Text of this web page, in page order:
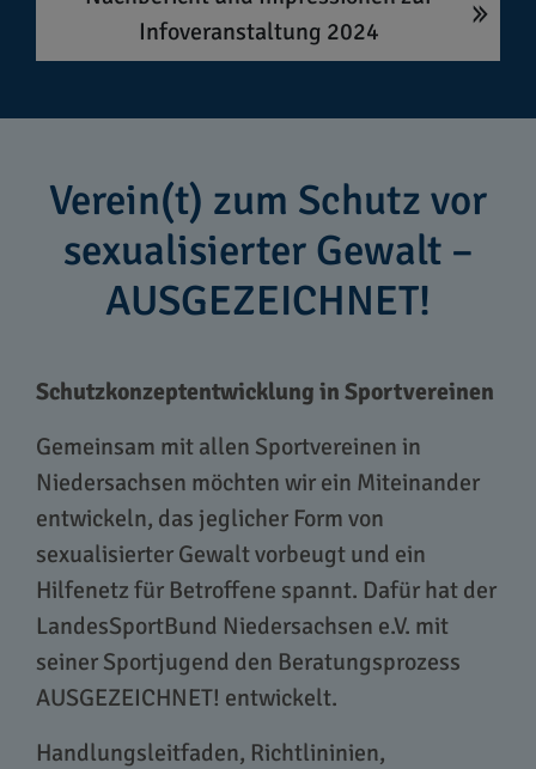
Infoveranstaltung 2024
Verein(t) zum Schutz vor
sexualisierter Gewalt –
AUSGEZEICHNET!
Schutzkonzeptentwicklung in Sportvereinen
Gemeinsam mit allen Sportvereinen in
Niedersachsen möchten wir ein Miteinander
entwickeln, das jeglicher Form von
sexualisierter Gewalt vorbeugt und ein
Hilfenetz für Betroffene spannt. Dafür hat der
LandesSportBund Niedersachsen e.V. mit
seiner Sportjugend den Beratungsprozess
AUSGEZEICHNET! entwickelt.
Handlungsleitfaden, Richtlininien,